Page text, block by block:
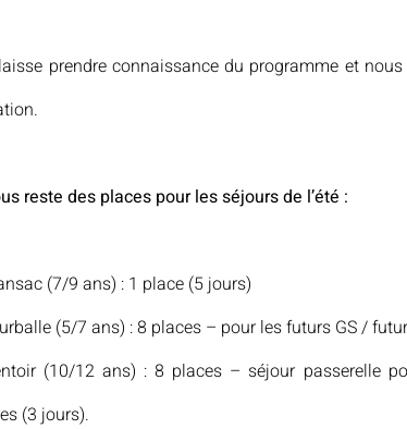
prendre connaissance du programme et
reste des places pour les séjours de l’été :
(7/9 ans) : 1 place (5 jours)
(5/7 ans) : 8 places – pour les futurs GS /
(10/12 ans) : 8 places – séjour passerelle
(3 jours).